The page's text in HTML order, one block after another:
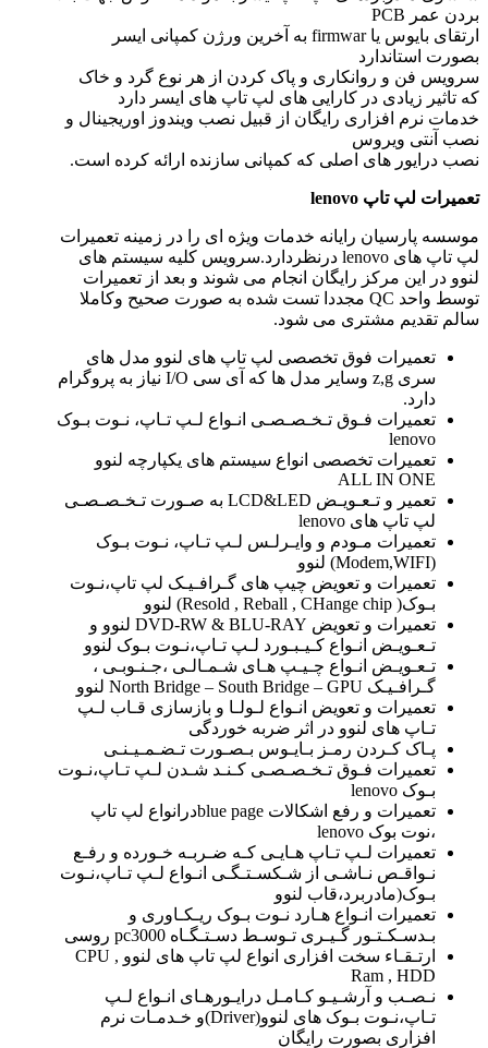
بردن عمر PCB
ارتقای بایوس یا firmwar به آخرین ورژن کمپانی ایسر
بصورت استاندارد
سرویس فن و روانکاری و پاک کردن از هر نوع گرد و خاک
که تاثیر زیادی در کارایی های لپ تاپ های ایسر دارد
خدمات نرم افزاری رایگان از قبیل نصب ویندوز اوریجینال و
نصب آنتی ویروس
نصب درایور های اصلی که کمپانی سازنده ارائه کرده است.
تعمیرات لپ تاپ
موسسه پارسیان رایانه خدمات ویژه ای را در زمینه تعمیرات
لپ تاپ های lenovo درنظردارد.سرویس کلیه سیستم های
لنوو در این مرکز رایگان انجام می شوند و بعد از تعمیرات
توسط واحد QC مجددا تست شده به صورت صحیح وکاملا
سالم تقدیم مشتری می شود.
تعمیرات فوق تخصصی لپ تاپ های لنوو مدل های
سری z,g وسایر مدل ها که آی سی I/O نیاز به پروگرام
دارد.
تعمیرات فـوق تـخـصـصـی انـواع لـپ تـاپ، نـوت بـوک
lenovo
تعمیرات تخصصی انواع سیستم های یکپارچه لنوو
ALL IN ONE
تعمیر و تـعـویـض LCD&LED به صـورت تـخـصـصـی
لپ تاپ های lenovo
تعمیرات مـودم و وایـرلـس لـپ تـاپ، نـوت بـوک
(Modem,WIFI) لنوو
تعمیرات و تعویض چیپ های گـرافـیـک لپ تاپ،نـوت
بـوک( Resold , Reball , CHange chip) لنوو
تعمیرات و تعویض DVD-RW & BLU-RAY لنوو و
تـعـویـض انـواع کـیـبـورد لـپ تـاپ،نـوت بـوک لنوو
تـعـویـض انـواع چـیـپ هـای شـمـالـی ،جـنـوبـی ،
گـرافـیـک North Bridge – South Bridge – GPU لنوو
تعمیرات و تعویض انـواع لـولـا و بازسازی قـاب لـپ
تـاپ های لنوو در اثر ضربه خوردگی
پـاک کـردن رمـز بـایـوس بـصـورت تـضـمـیـنـی
تعمیرات فـوق تـخـصـصـی کـنـد شـدن لـپ تـاپ،نـوت
بـوک lenovo
تعمیرات و رفع اشکالات blue pageدرانواع لپ تاپ
،نوت بوک lenovo
تعمیرات لـپ تـاپ هـایـی کـه ضـربـه خـورده و رفـع
نـواقـص نـاشـی از شـکسـتـگـی انـواع لـپ تـاپ،نـوت
بـوک(مادربرد،قاب لنوو
تعمیرات انـواع هـارد نـوت بـوک ریـکـاوری و
بـدسـکـتـور گـیـری تـوسـط دسـتـگـاه pc3000 روسی
ارتـقـاء سخت افزاری انواع لپ تاپ های لنوو CPU ,
Ram , HDD
نـصـب و آرشـیـو کـامـل درایـورهـای انـواع لـپ
تـاپ،نـوت بـوک های لنوو(Driver)و خـدمـات نرم
افزاری بصورت رایگان